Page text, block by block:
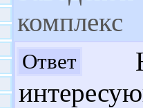
комплекс
Ответ